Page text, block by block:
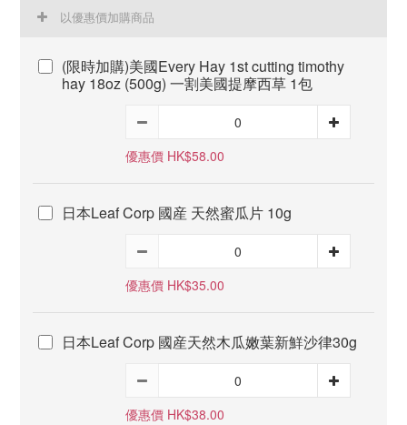
以優惠價加購商品
(限時加購)美國Every Hay 1st cutting timothy
hay 18oz (500g) 一割美國提摩西草 1包
優惠價 HK$58.00
日本Leaf Corp 國産 天然蜜瓜片 10g
優惠價 HK$35.00
日本Leaf Corp 國産天然木瓜嫩葉新鮮沙律30g
優惠價 HK$38.00